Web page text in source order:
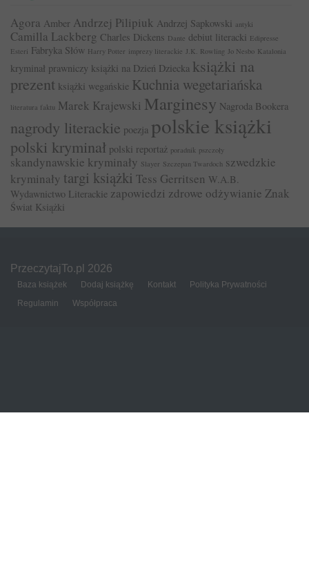
Agora Amber Andrzej Pilipiuk Andrzej Sapkowski antyki
Camilla Lackberg Charles Dickens Dante debiut literacki Edipresse
Esteri Fabryka Słów Harry Potter imprezy literackie J.K. Rowling Jo Nesbo Katalonia
kryminał prawniczy książki na Dzień Dziecka książki na
prezent książki wegańskie Kuchnia wegetariańska
literatura faktu Marek Krajewski Marginesy Nagroda Bookera
nagrody literackie poezja polskie książki
polski kryminał polski reportaż poradnik pszczoły
skandynawskie kryminały Slayer Szczepan Twardoch szwedzkie
kryminały targi książki Tess Gerritsen W.A.B.
Wydawnictwo Literackie zapowiedzi zdrowe odżywianie Znak
Świat Książki
PrzeczytajTo.pl 2026
Baza książek Dodaj książkę Kontakt
Polityka Prywatności
Regulamin
Współpraca